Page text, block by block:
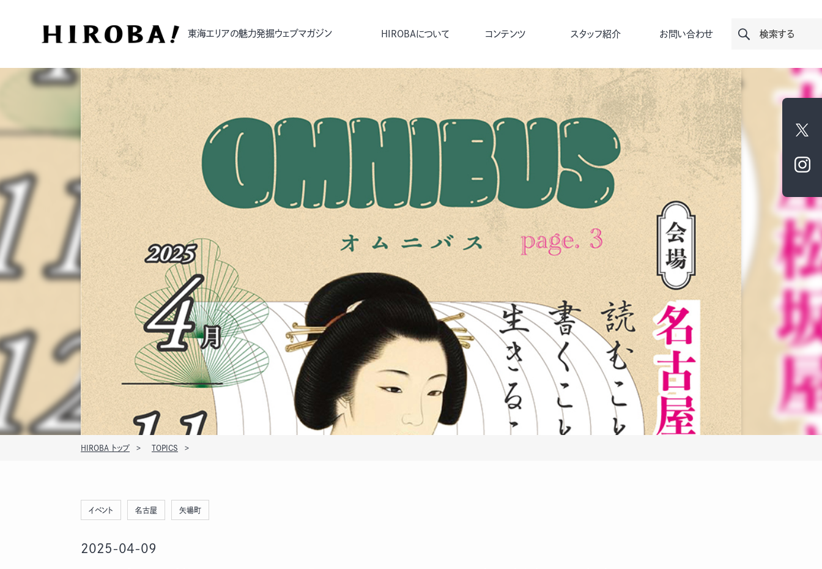
東海エリアの魅力発掘ウェブマガジン HIROBAについて コンテンツ スタッフ紹介 お問い合わせ 検索する
HIROBA トップ TOPICS
イベント 名古屋 矢場町
2025-04-09